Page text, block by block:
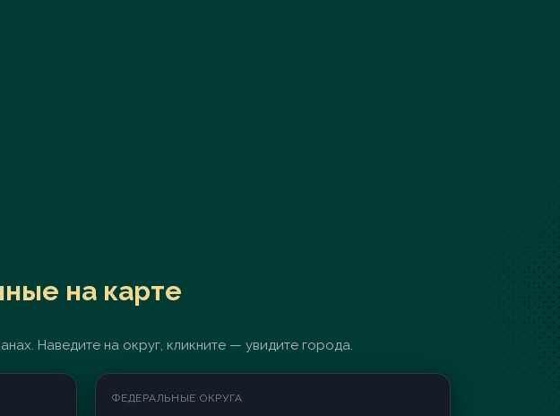
на карте
Наведите на округ, кликните — увидите города.
ФЕДЕРАЛЬНЫЕ ОКРУГА